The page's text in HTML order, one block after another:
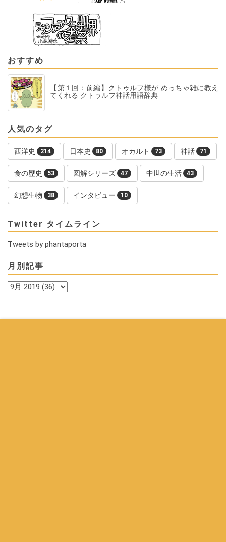
おすすめ
【第１回：前編】クトゥルフ様が めっちゃ雑に教え
てくれる クトゥルフ神話用語辞典
人気のタグ
西洋史 214 日本史 80 オカルト 73 神話 71
食の歴史 53 図解シリーズ 47 中世の生活 43
幻想生物 38 インタビュー 10
Twitter タイムライン
Tweets by phantaporta
月別記事